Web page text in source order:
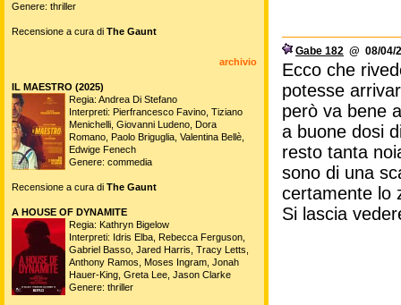
Gabe 182 @ 08/04/
Ecco che
potesse
però va bene
a buone dosi
resto tanta
sono di una
certamente lo
Si lascia
Genere: thriller
Recensione a cura di The Gaunt
archivio
IL MAESTRO (2025)
Regia: Andrea Di Stefano
Interpreti: Pierfrancesco Favino, Tiziano
Menichelli, Giovanni Ludeno, Dora
Romano, Paolo Briguglia, Valentina Bellè,
Edwige Fenech
Genere: commedia
Recensione a cura di The Gaunt
A HOUSE OF DYNAMITE
Regia: Kathryn Bigelow
Interpreti: Idris Elba, Rebecca Ferguson,
Gabriel Basso, Jared Harris, Tracy Letts,
Anthony Ramos, Moses Ingram, Jonah
Hauer-King, Greta Lee, Jason Clarke
Genere: thriller